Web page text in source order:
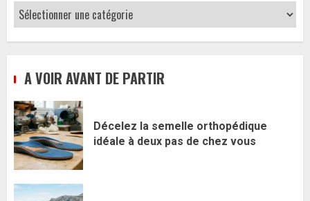
Catégories
A VOIR AVANT DE PARTIR
Décelez la semelle orthopédique
idéale à deux pas de chez vous